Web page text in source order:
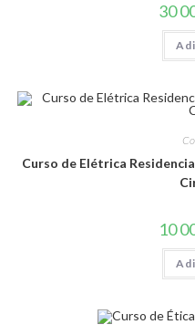
30
Curso de Elétrica
10